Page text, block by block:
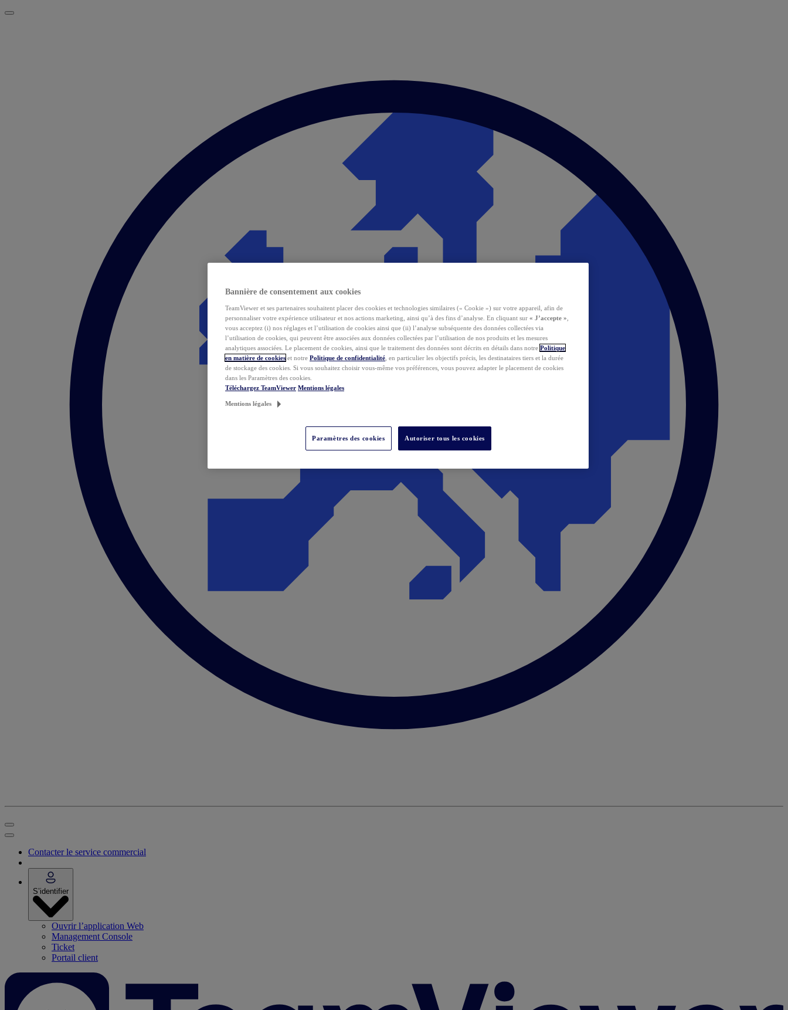
Contacter le service commercial
S’identifier
Ouvrir l’application Web
Management Console
Ticket
Portail client
Bannière de consentement aux cookies
TeamViewer et ses partenaires souhaitent placer des cookies et technologies similaires (« Cookie ») sur votre appareil, afin de
personnaliser votre expérience utilisateur et nos actions marketing, ainsi qu’à des fins d’analyse. En cliquant sur « J’accepte »
vous acceptez (i) nos réglages et l’utilisation de cookies ainsi que (ii) l’analyse subséquente des données collectées via
l’utilisation de cookies, qui peuvent être associées aux données collectées par l’utilisation de nos produits et les mesures
analytiques associées. Le placement de cookies, ainsi que le traitement des données sont décrits en détails dans notre Politique
en matière de cookies et notre Politique de confidentialité , en particulier les objectifs précis, les destinataires tiers et la durée
de stockage des cookies. Si vous souhaitez choisir vous-même vos préférences, vous pouvez adapter le placement de cookies
dans les Paramètres des cookies.
Téléchargez TeamViewer Mentions légales
Mentions légales
Paramètres des cookies Autoriser tous les cookies